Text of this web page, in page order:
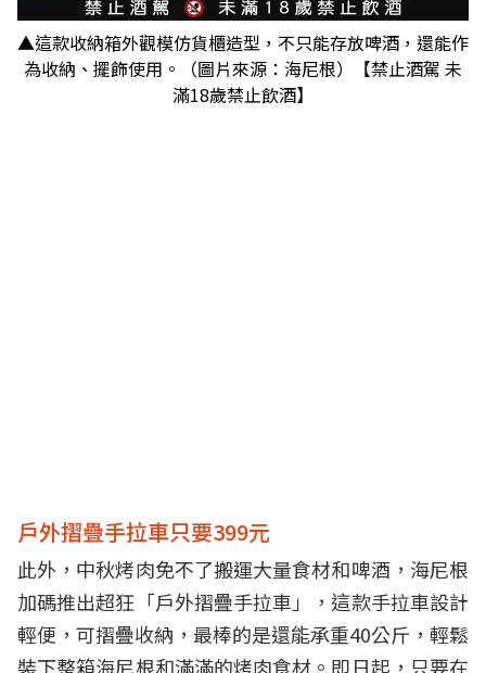
▲這款收納箱外觀模仿貨櫃造型，不只能存放啤酒，還能作
為收納、擺飾使用。（圖片來源：海尼根）【禁止酒駕 未
滿18歲禁止飲酒】
戶外摺疊手拉車只要399元
此外，中秋烤肉免不了搬運大量食材和啤酒，海尼根
加碼推出超狂「戶外摺疊手拉車」，這款手拉車設計
輕便，可摺疊收納，最棒的是還能承重40公斤，輕鬆
裝下整箱海尼根和滿滿的烤肉食材。即日起，只要在